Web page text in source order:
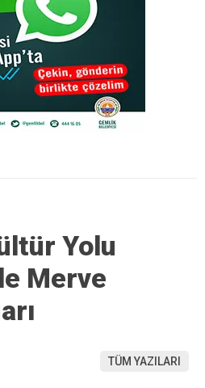
Yolu
Merve
TÜM YAZILARI